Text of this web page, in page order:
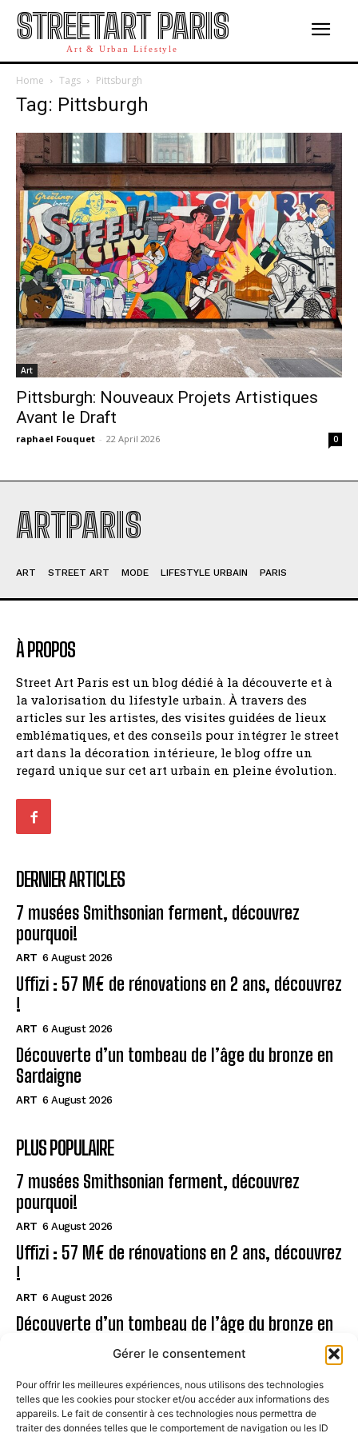
Gérer le consentement
Pour offrir les meilleures expériences, nous utilisons des technologies
telles que les cookies pour stocker et/ou accéder aux informations des
appareils. Le fait de consentir à ces technologies nous permettra de
traiter des données telles que le comportement de navigation ou les ID
STREETART PARIS
Art & Urban Lifestyle
Home Tags Pittsburgh
Tag: Pittsburgh
Art
Pittsburgh: Nouveaux Projets Artistiques
Avant le Draft
raphael Fouquet - 22 April 2026 0
ARTPARIS
ART STREET ART MODE LIFESTYLE URBAIN PARIS
À PROPOS
Street Art Paris est un blog dédié à la découverte et à
la valorisation du lifestyle urbain. À travers des
articles sur les artistes, des visites guidées de lieux
emblématiques, et des conseils pour intégrer le street
art dans la décoration intérieure, le blog offre un
regard unique sur cet art urbain en pleine évolution.
DERNIER ARTICLES
7 musées Smithsonian ferment, découvrez
pourquoi!
ART 6 August 2026
Uffizi : 57 M€ de rénovations en 2 ans, découvrez
!
ART 6 August 2026
Découverte d’un tombeau de l’âge du bronze en
Sardaigne
ART 6 August 2026
PLUS POPULAIRE
7 musées Smithsonian ferment, découvrez
pourquoi!
ART 6 August 2026
Uffizi : 57 M€ de rénovations en 2 ans, découvrez
!
ART 6 August 2026
Découverte d’un tombeau de l’âge du bronze en
Page